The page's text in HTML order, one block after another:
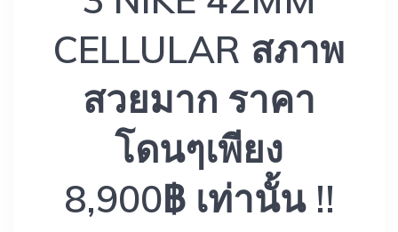
CELLULAR สภาพ
สวยมาก ราคา
โดนๆเพียง
8,900฿ เท่านั้น !!